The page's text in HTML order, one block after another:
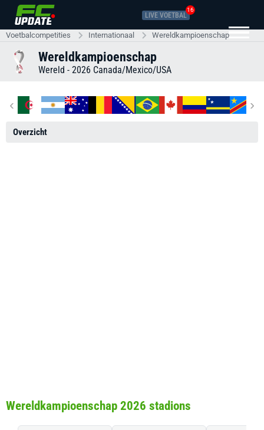
LIVE VOETBAL
16
Voetbalcompetities Internationaal Wereldkampioenschap
Wereldkampioenschap
Wereld - 2026 Canada/Mexico/USA
‹ ›
Overzicht
Wereldkampioenschap 2026 stadions